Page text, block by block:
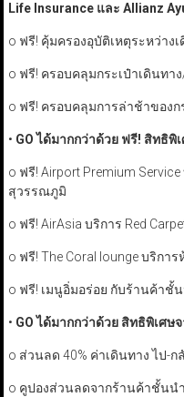
Life Insurance และ Allianz
o ฟรี! คุ้มครองอุบัติเหตุระหว่าง
o ฟรี! ครอบคลุมกระเป๋าเดินท
o ฟรี! ครอบคลุมการล่าช้าของก
• GO ได้มากกว่าด้วย ฟรี! สิทธิ
o ฟรี! Airport Premium
สุวรรณภูมิ
o ฟรี! AirAsia บริการ Red
o ฟรี! The Coral lounge บริกา
o ฟรี! เมนูอิ่มอร่อย กับร้านค้าชั้
• GOได้มากกว่าด้วย สิทธิพิเศษ
o ส่วนลด 40% ค่าเดินทาง ไป-
o คูปองส่วนลดจากร้านค้าชั้นน